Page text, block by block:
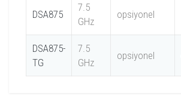
DSA875
7.5
GHz
opsiyonel
DSA875-
TG
7.5
GHz
opsiyonel